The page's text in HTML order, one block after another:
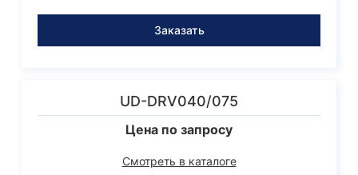
Заказать
UD-DRV040/075
Цена по запросу
Смотреть в каталоге